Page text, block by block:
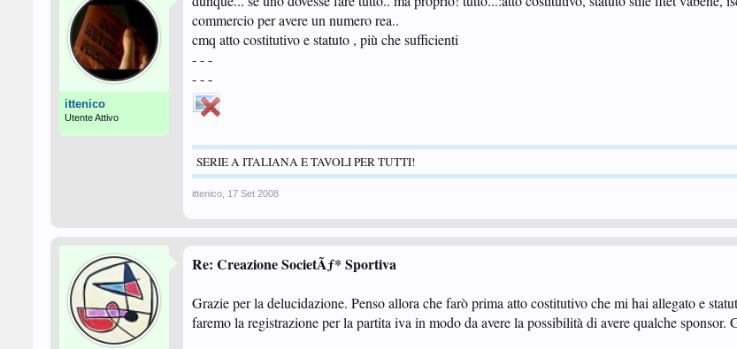
ittenico
Utente Attivo
commercio per avere un numero rea..
cmq atto costitutivo e statuto , più che sufficienti
- - -
- - -
SERIE A ITALIANA E TAVOLI PER TUTTI!
ittenico 17 Set 2008
Re: Creazione SocietÃƒ* Sportiva
Grazie per la delucidazione. Penso allora che farò prima atto costitutivo che mi hai allegato e
faremo la registrazione per la partita iva in modo da avere la possibilità di avere qualche sponsor.